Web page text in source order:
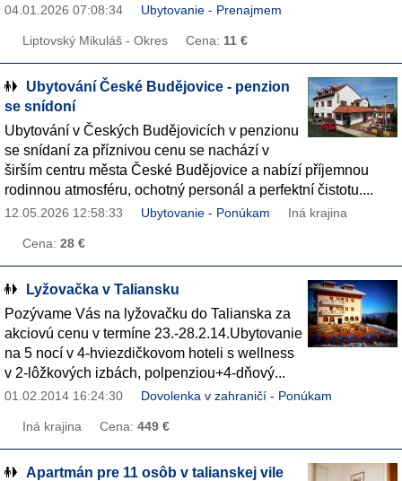
04.01.2026 07:08:34 Ubytovanie - Prenajmem
Liptovský Mikuláš - Okres Cena: 11 €
Ubytování České Budějovice - penzion
se snídoní
Ubytování v Českých Budějovicích v penzionu
se snídaní za příznivou cenu se nachází v
širším centru města České Budějovice a nabízí příjemnou
rodinnou atmosféru, ochotný personál a perfektní čistotu....
12.05.2026 12:58:33 Ubytovanie - Ponúkam Iná krajina
Cena: 28 €
Lyžovačka v Taliansku
Pozývame Vás na lyžovačku do Talianska za
akciovú cenu v termíne 23.-28.2.14.Ubytovanie
na 5 nocí v 4-hviezdičkovom hoteli s wellness
v 2-lôžkových izbách, polpenziou+4-dňový...
01.02.2014 16:24:30 Dovolenka v zahraničí - Ponúkam
Iná krajina Cena: 449 €
Apartmán pre 11 osôb v talianskej vile